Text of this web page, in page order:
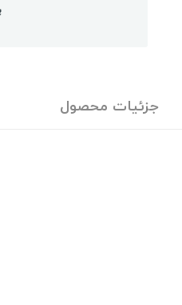
جزئیات محصول